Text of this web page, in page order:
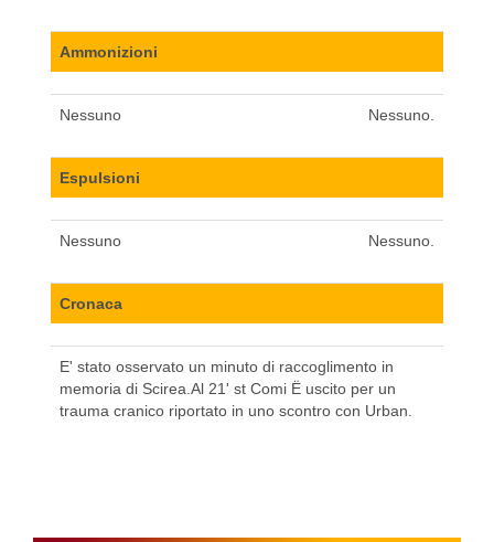
Ammonizioni
Nessuno Nessuno.
Espulsioni
Nessuno Nessuno.
Cronaca
E' stato osservato un minuto di raccoglimento in
memoria di Scirea.Al 21' st Comi Ë uscito per un
trauma cranico riportato in uno scontro con Urban.